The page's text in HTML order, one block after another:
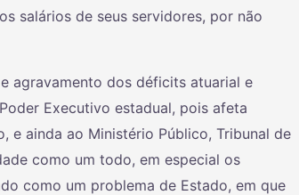
salários de seus servidores, por não
agravamento dos déficits atuarial e
Executivo estadual, pois afeta
e ainda ao Ministério Público, Tribunal de
como um todo, em especial os
como um problema de Estado, em que